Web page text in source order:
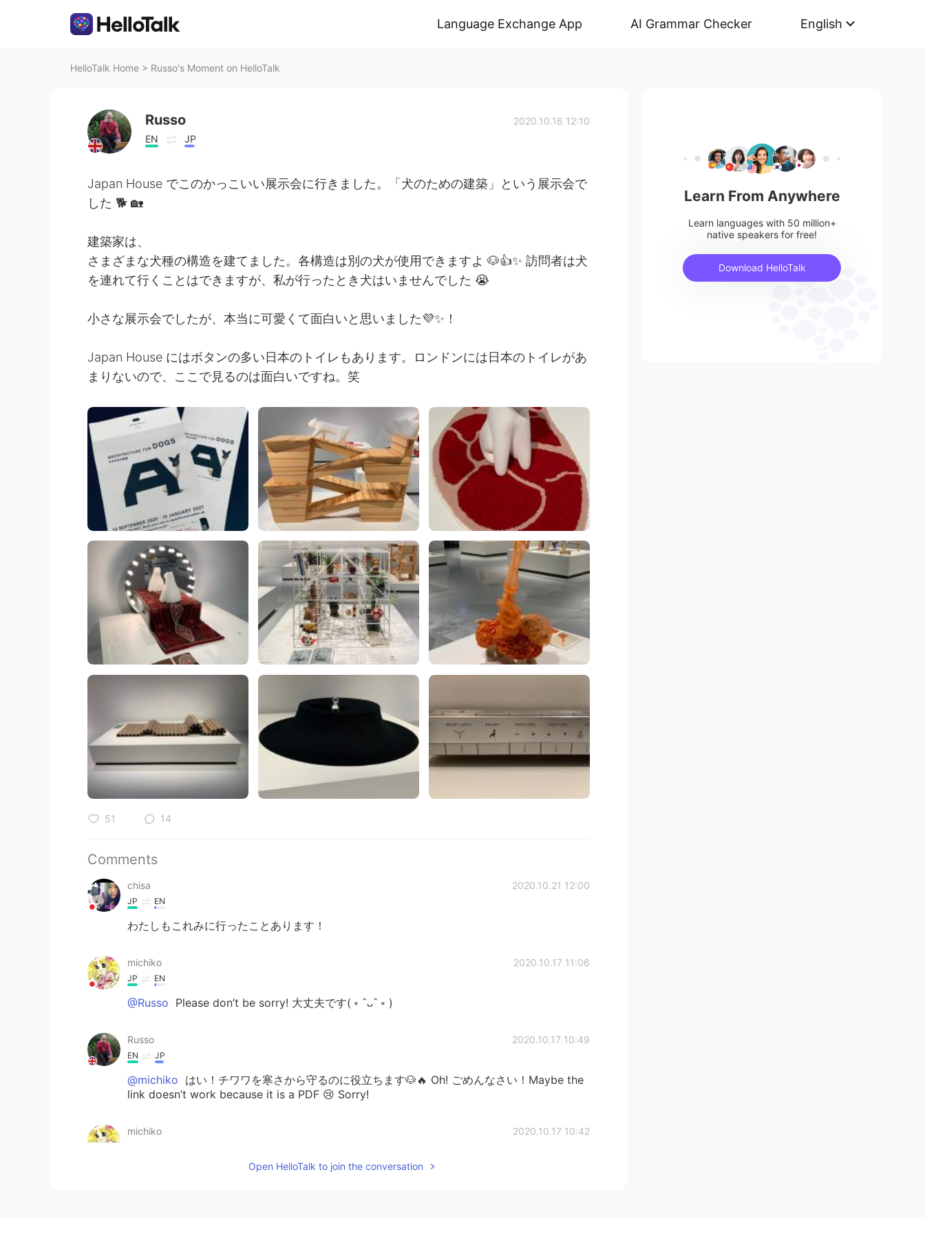
Language Exchange App AI Grammar Checker English
HelloTalk Home > Russo's Moment on HelloTalk
Russo
EN JP
2020.10.16 12:10
Japan House でこのかっこいい展示会に行きました。「犬のための建築」という展示会で
した 🐕 🏡
建築家は、
さまざまな犬種の構造を建てました。各構造は別の犬が使用できますよ 🐶👍✨ 訪問者は犬
を連れて行くことはできますが、私が行ったとき犬はいませんでした 😭
小さな展示会でしたが、本当に可愛くて面白いと思いました💜✨！
Japan House にはボタンの多い日本のトイレもあります。ロンドンには日本のトイレがあ
まりないので、ここで見るのは面白いですね。笑
51 14
Comments
chisa 2020.10.21 12:00
JP EN
わたしもこれみに行ったことあります！
michiko 2020.10.17 11:06
JP EN
@Russo Please don’t be sorry! 大丈夫です(﹡ˆᴗˆ﹡)
Russo 2020.10.17 10:49
EN JP
@michiko はい！チワワを寒さから守るのに役立ちます🐶🔥 Oh! ごめんなさい！Maybe the
link doesn’t work because it is a PDF 😢 Sorry!
michiko 2020.10.17 10:42
寒い時のためですかね？☃️ 説明は見れませんでした😢でもありがとうございます
Open HelloTalk to join the conversation
Learn From Anywhere
Learn languages with 50 million+
native speakers for free!
Download HelloTalk